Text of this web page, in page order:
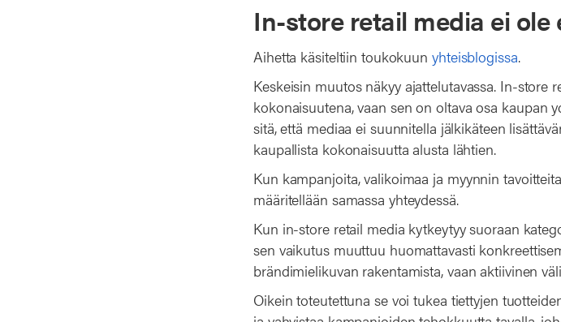
In-store retail media ei
Aihetta käsiteltiin toukokuun yhteisblogissa.
Keskeisin muutos näkyy ajattelutavassa. In-store
kokonaisuutena, vaan sen on oltava osa kaupan
sitä, että mediaa ei suunnitella jälkikäteen
kaupallista kokonaisuutta alusta lähtien.
Kun kampanjoita, valikoimaa ja myynnin
määritellään samassa yhteydessä.
Kun in-store retail media kytkeytyy suoraan
sen vaikutus muuttuu huomattavasti
brändimielikuvan rakentamista, vaan aktiivinen
Oikein toteutettuna se voi tukea tiettyjen